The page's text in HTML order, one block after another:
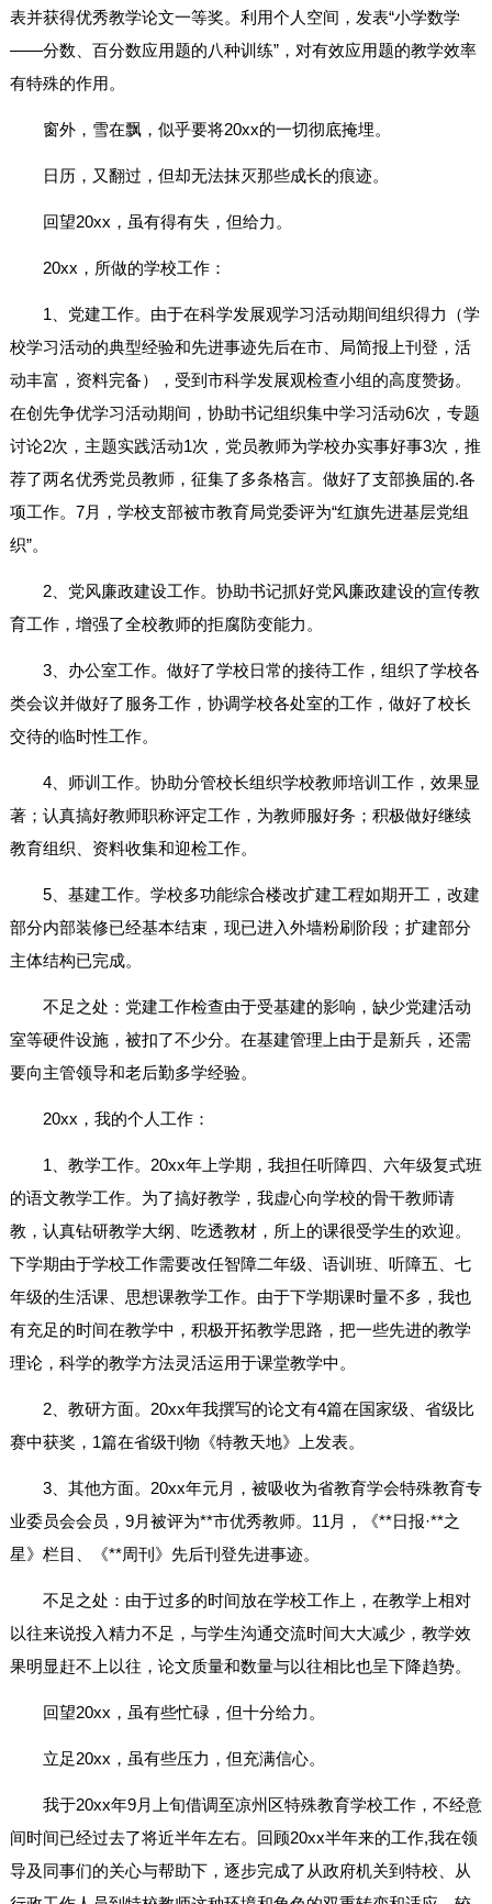
表并获得优秀教学论文一等奖。利用个人空间，发表“小学数学
——分数、百分数应用题的八种训练”，对有效应用题的教学效率
有特殊的作用。
窗外，雪在飘，似乎要将20xx的一切彻底掩埋。
日历，又翻过，但却无法抹灭那些成长的痕迹。
回望20xx，虽有得有失，但给力。
20xx，所做的学校工作：
1、党建工作。由于在科学发展观学习活动期间组织得力（学
校学习活动的典型经验和先进事迹先后在市、局简报上刊登，活
动丰富，资料完备），受到市科学发展观检查小组的高度赞扬。
在创先争优学习活动期间，协助书记组织集中学习活动6次，专题
讨论2次，主题实践活动1次，党员教师为学校办实事好事3次，推
荐了两名优秀党员教师，征集了多条格言。做好了支部换届的.各
项工作。7月，学校支部被市教育局党委评为“红旗先进基层党组
织”。
2、党风廉政建设工作。协助书记抓好党风廉政建设的宣传教
育工作，增强了全校教师的拒腐防变能力。
3、办公室工作。做好了学校日常的接待工作，组织了学校各
类会议并做好了服务工作，协调学校各处室的工作，做好了校长
交待的临时性工作。
4、师训工作。协助分管校长组织学校教师培训工作，效果显
著；认真搞好教师职称评定工作，为教师服好务；积极做好继续
教育组织、资料收集和迎检工作。
5、基建工作。学校多功能综合楼改扩建工程如期开工，改建
部分内部装修已经基本结束，现已进入外墙粉刷阶段；扩建部分
主体结构已完成。
不足之处：党建工作检查由于受基建的影响，缺少党建活动
室等硬件设施，被扣了不少分。在基建管理上由于是新兵，还需
要向主管领导和老后勤多学经验。
20xx，我的个人工作：
1、教学工作。20xx年上学期，我担任听障四、六年级复式班
的语文教学工作。为了搞好教学，我虚心向学校的骨干教师请
教，认真钻研教学大纲、吃透教材，所上的课很受学生的欢迎。
下学期由于学校工作需要改任智障二年级、语训班、听障五、七
年级的生活课、思想课教学工作。由于下学期课时量不多，我也
有充足的时间在教学中，积极开拓教学思路，把一些先进的教学
理论，科学的教学方法灵活运用于课堂教学中。
2、教研方面。20xx年我撰写的论文有4篇在国家级、省级比
赛中获奖，1篇在省级刊物《特教天地》上发表。
3、其他方面。20xx年元月，被吸收为省教育学会特殊教育专
业委员会会员，9月被评为**市优秀教师。11月，《**日报·**之
星》栏目、《**周刊》先后刊登先进事迹。
不足之处：由于过多的时间放在学校工作上，在教学上相对
以往来说投入精力不足，与学生沟通交流时间大大减少，教学效
果明显赶不上以往，论文质量和数量与以往相比也呈下降趋势。
回望20xx，虽有些忙碌，但十分给力。
立足20xx，虽有些压力，但充满信心。
我于20xx年9月上旬借调至凉州区特殊教育学校工作，不经意
间时间已经过去了将近半年左右。回顾20xx半年来的工作,我在领
导及同事们的关心与帮助下，逐步完成了从政府机关到特校、从